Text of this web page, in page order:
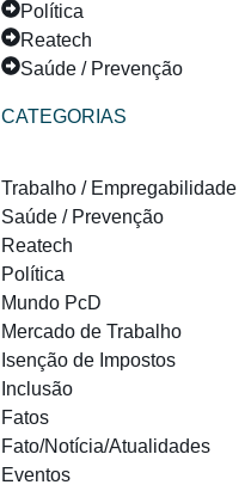
Política
Reatech
Saúde / Prevenção
CATEGORIAS
Trabalho / Empregabilidade
Saúde / Prevenção
Reatech
Política
Mundo PcD
Mercado de Trabalho
Isenção de Impostos
Inclusão
Fatos
Fato/Notícia/Atualidades
Eventos